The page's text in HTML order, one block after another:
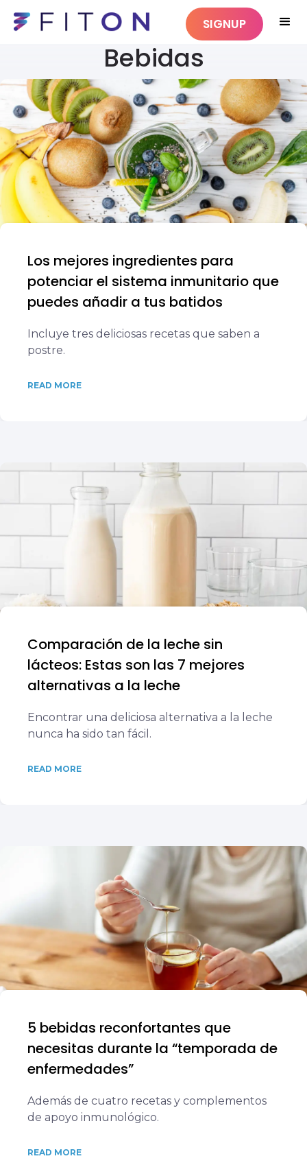
SIGNUP
Bebidas
Los mejores ingredientes para
potenciar el sistema inmunitario que
puedes añadir a tus batidos
Incluye tres deliciosas recetas que saben a
postre.
READ MORE
Comparación de la leche sin
lácteos: Estas son las 7 mejores
alternativas a la leche
Encontrar una deliciosa alternativa a la leche
nunca ha sido tan fácil.
READ MORE
5 bebidas reconfortantes que
necesitas durante la “temporada de
enfermedades”
Además de cuatro recetas y complementos
de apoyo inmunológico.
READ MORE